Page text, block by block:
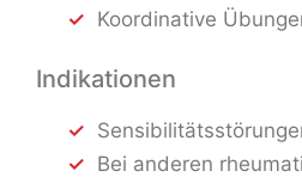
Koordinative
Indikationen
Bei anderen